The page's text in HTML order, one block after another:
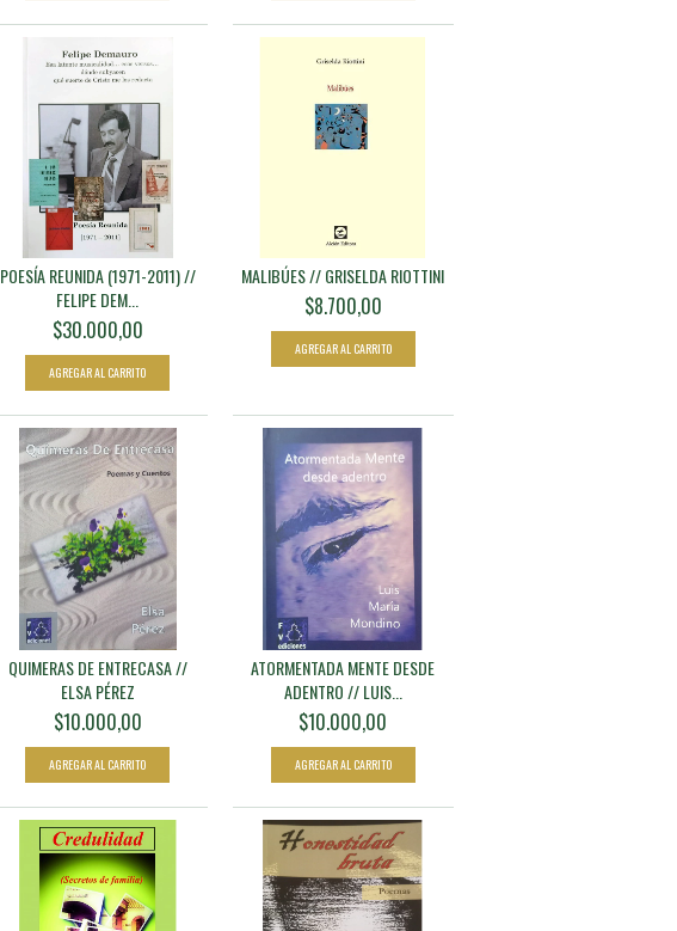
POESÍA REUNIDA (1971-2011) //
FELIPE DEM...
$30.000,00
MALIBÚES // GRISELDA RIOTTINI
$8.700,00
QUIMERAS DE ENTRECASA //
ELSA PÉREZ
$10.000,00
ATORMENTADA MENTE DESDE
ADENTRO // LUIS...
$10.000,00